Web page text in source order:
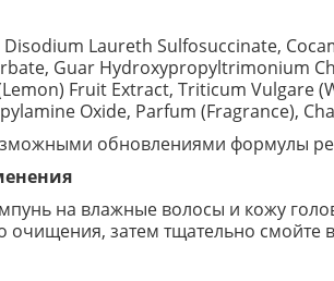
Disodium Laureth Sulfosuccinate,
Guar Hydroxypropyltrimonium
Fruit Extract, Triticum Vulgare
Oxide, Parfum (Fragrance),
обновлениями формулы
на влажные волосы и кожу
очищения, затем тщательно